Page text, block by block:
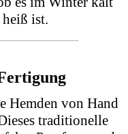
Unikat ist, das
Die Designs sind
jedes Hemd zu
Sachsen